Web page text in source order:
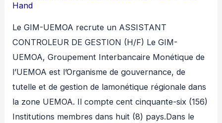
Hand
Le GIM-UEMOA recrute un ASSISTANT
CONTROLEUR DE GESTION (H/F) Le GIM-
UEMOA, Groupement Interbancaire Monétique de
l’UEMOA est l’Organisme de gouvernance, de
tutelle et de gestion de lamonétique régionale dans
la zone UEMOA. Il compte cent cinquante-six (156)
Institutions membres dans huit (8) pays.Dans le